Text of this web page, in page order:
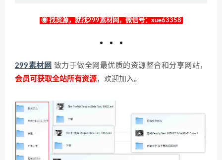
◉ 找资源，就找299素材网，微信号：xue63358
299素材网 致力于做全网最优质的资源整合和分享网站，
会员可获取全站所有资源，欢迎加入。